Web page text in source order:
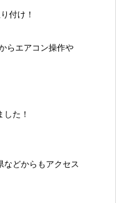
付け！
らエアコン操作や
た！
などからもアクセス